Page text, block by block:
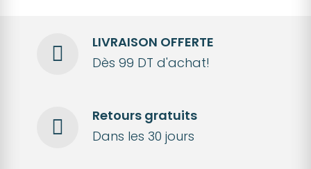
LIVRAISON OFFERTE
Dès 99 DT d'achat!
Retours gratuits
Dans les 30 jours